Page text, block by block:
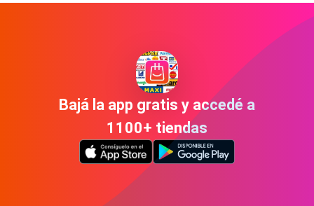
Bajá la app gratis y accedé a
1100+ tiendas